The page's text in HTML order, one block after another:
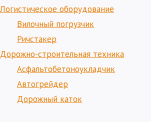
Логистическое оборудование
Вилочный погрузчик
Ричстакер
Дорожно-строительная техника
Асфальтобетоноукладчик
Автогрейдер
Дорожный каток